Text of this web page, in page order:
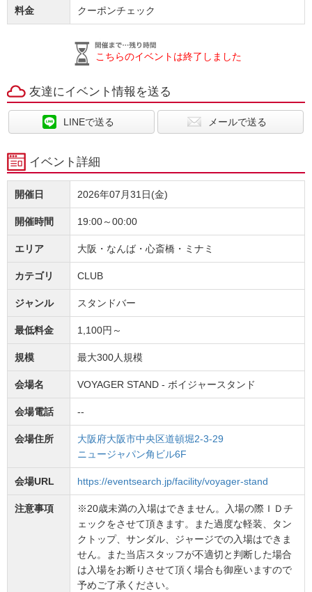
料金 クーポンチェック
こちらのイベントは終了しました
友達にイベント情報を送る
LINEで送る メールで送る
イベント詳細
開催日 2026年07月31日(金)
開催時間 19:00～00:00
エリア 大阪・なんば・心斎橋・ミナミ
カテゴリ CLUB
ジャンル スタンドバー
最低料金 1,100円～
規模 最大300人規模
会場名 VOYAGER STAND - ボイジャースタンド
会場電話 --
会場住所
大阪府大阪市中央区道頓堀2-3-29
ニュージャパン角ビル6F
会場URL https://eventsearch.jp/facility/voyager-stand
注意事項
※20歳未満の入場はできません。入場の際ＩＤチ
ェックをさせて頂きます。また過度な軽装、タン
クトップ、サンダル、ジャージでの入場はできま
せん。また当店スタッフが不適切と判断した場合
は入場をお断りさせて頂く場合も御座いますので
予めご了承ください。